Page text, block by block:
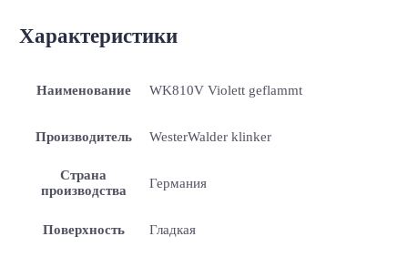
Характеристики
Наименование WK810V Violett geflammt
Производитель WesterWalder klinker
Страна
производства
Германия
Поверхность Гладкая